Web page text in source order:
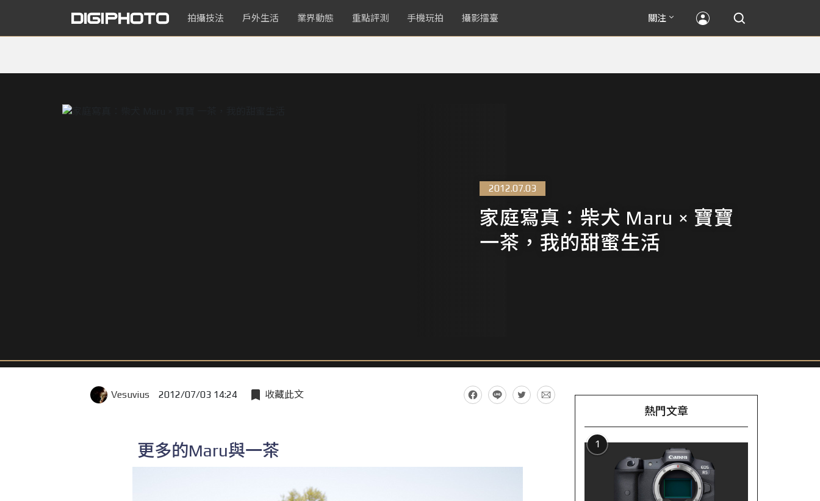
拍攝技法 戶外生活 業界動態 重點評測 手機玩拍 攝影擂臺 關注
2012.07.03
家庭寫真：柴犬 Maru × 寶寶
一茶，我的甜蜜生活
Vesuvius 2012/07/03 14:24 收藏此文
更多的Maru與一茶
熱門文章
1